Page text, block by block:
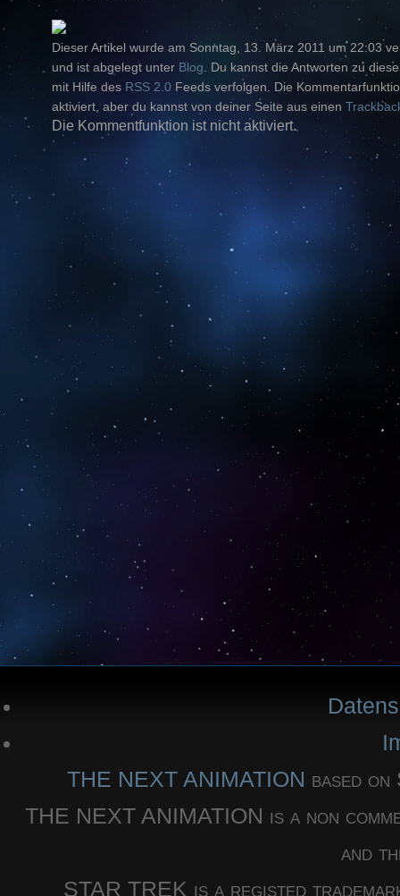
Dieser Artikel wurde am Sonntag, 13. März 2011 um 22:03
und ist abgelegt unter Blog. Du kannst die Antworten zu
mit Hilfe des RSS 2.0 Feeds verfolgen. Die
aktiviert, aber du kannst von deiner Seite aus einen
Die Kommentfunktion ist nicht aktiviert.
THE NEXT ANIMATION based
THE NEXT ANIMATION is a non
and
STAR TREK is a registed